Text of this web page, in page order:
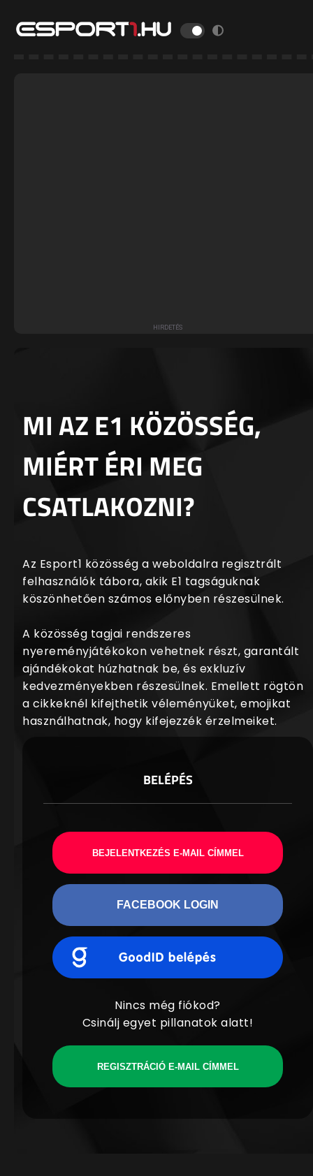
MI AZ E1 KÖZÖSSÉG,
MIÉRT ÉRI MEG
CSATLAKOZNI?
Az Esport1 közösség a weboldalra regisztrált
felhasználók tábora, akik E1 tagságuknak
köszönhetően számos előnyben részesülnek.
A közösség tagjai rendszeres
nyereményjátékokon vehetnek részt, garantált
ajándékokat húzhatnak be, és exkluzív
kedvezményekben részesülnek. Emellett rögtön
a cikkeknél kifejthetik véleményüket, emojikat
használhatnak, hogy kifejezzék érzelmeiket.
BELÉPÉS
BEJELENTKEZÉS E-MAIL CÍMMEL
FACEBOOK LOGIN
Nincs még fiókod?
Csinálj egyet pillanatok alatt!
REGISZTRÁCIÓ E-MAIL CÍMMEL